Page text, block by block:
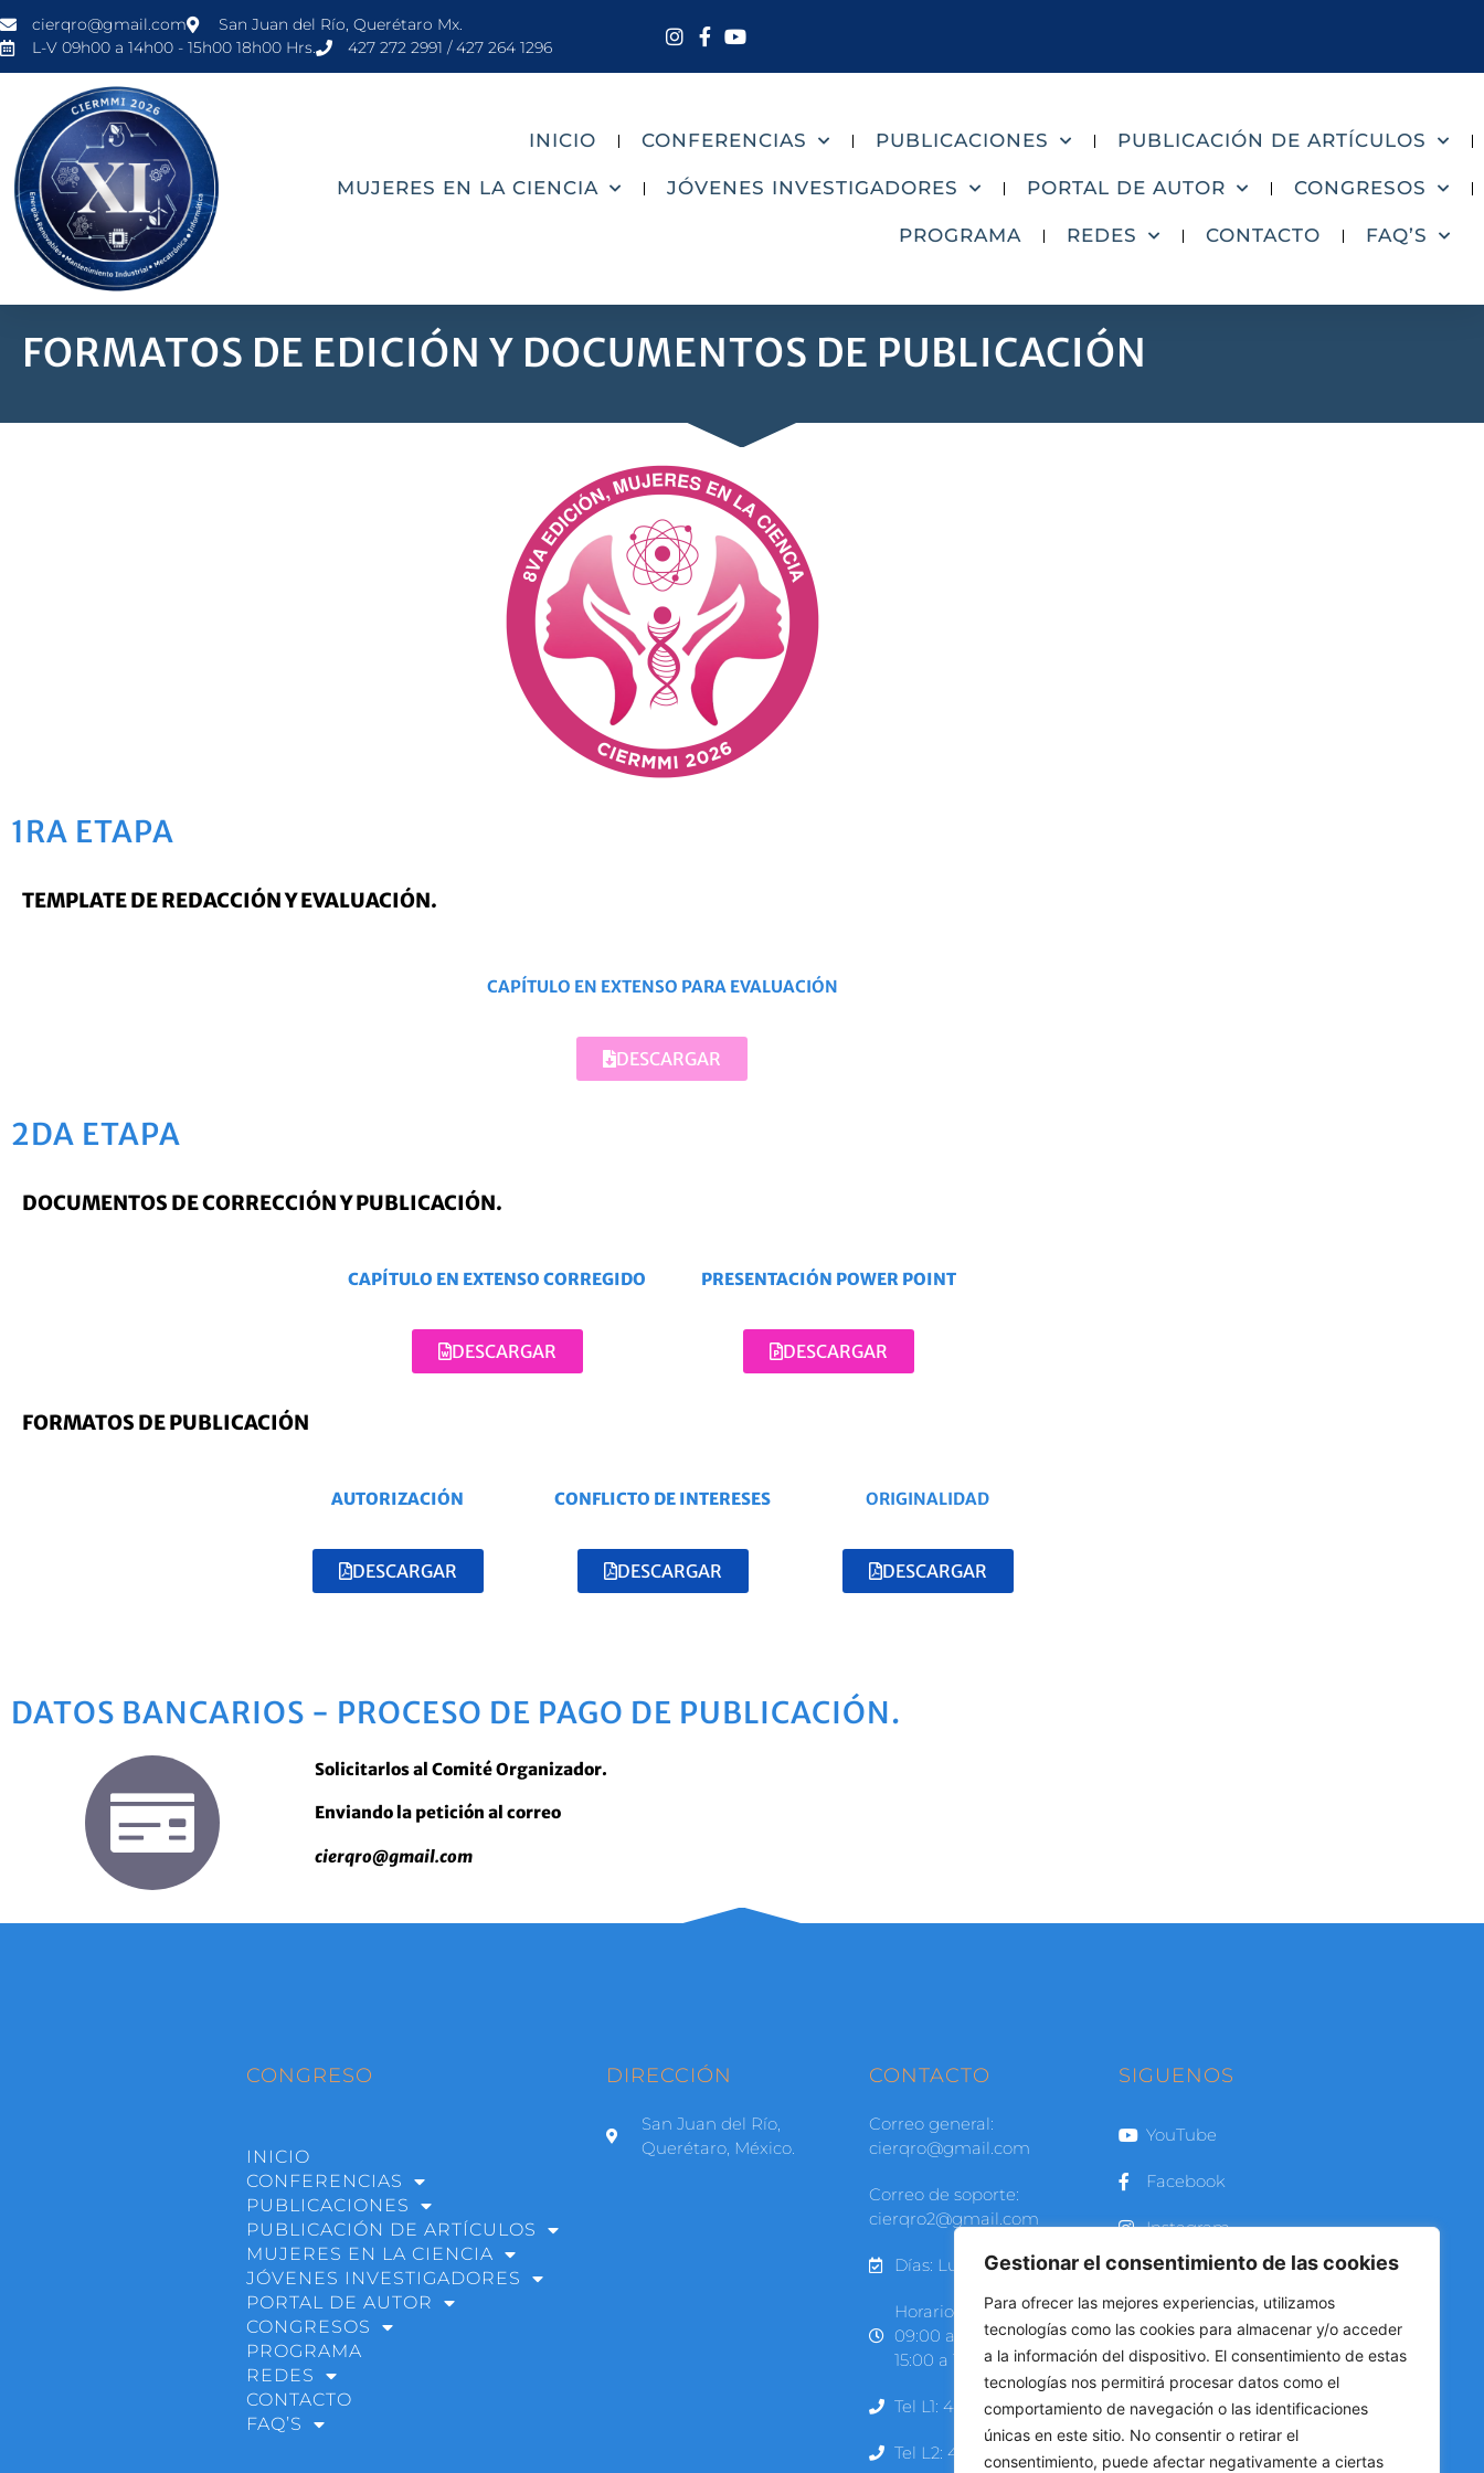
Gestionar el consentimiento de las cookies
Para ofrecer las mejores experiencias, utilizamos
tecnologías como las cookies para almacenar y/o acceder
a la información del dispositivo. El consentimiento de estas
tecnologías nos permitirá procesar datos como el
comportamiento de navegación o las identificaciones
únicas en este sitio. No consentir o retirar el
consentimiento, puede afectar negativamente a ciertas
cierqro@gmail.com
San Juan del Río, Querétaro Mx.
L-V 09h00 a 14h00 - 15h00 18h00 Hrs.
427 272 2991 / 427 264 1296
INICIO CONFERENCIAS PUBLICACIONES PUBLICACIÓN DE ARTÍCULOS
MUJERES EN LA CIENCIA JÓVENES INVESTIGADORES PORTAL DE AUTOR CONGRESOS
PROGRAMA REDES CONTACTO FAQ’S
FORMATOS DE EDICIÓN Y DOCUMENTOS DE PUBLICACIÓN
1RA ETAPA
TEMPLATE DE REDACCIÓN Y EVALUACIÓN.
CAPÍTULO EN EXTENSO PARA EVALUACIÓN
DESCARGAR
2DA ETAPA
DOCUMENTOS DE CORRECCIÓN Y PUBLICACIÓN.
CAPÍTULO EN EXTENSO CORREGIDO
DESCARGAR
PRESENTACIÓN POWER POINT
DESCARGAR
FORMATOS DE PUBLICACIÓN
AUTORIZACIÓN
DESCARGAR
CONFLICTO DE INTERESES
DESCARGAR
ORIGINALIDAD
DESCARGAR
DATOS BANCARIOS - PROCESO DE PAGO DE PUBLICACIÓN.
Solicitarlos al Comité Organizador.
Enviando la petición al correo
cierqro@gmail.com
CONGRESO
INICIO
CONFERENCIAS
PUBLICACIONES
PUBLICACIÓN DE ARTÍCULOS
MUJERES EN LA CIENCIA
JÓVENES INVESTIGADORES
PORTAL DE AUTOR
CONGRESOS
PROGRAMA
REDES
CONTACTO
FAQ’S
DIRECCIÓN
San Juan del Río,
Querétaro, México.
CONTACTO
Correo general:
cierqro@gmail.com
Correo de soporte:
cierqro2@gmail.com
Días: Lunes a Viernes
Horarios:
09:00 a 14h00 -
15:00 a 18:00 hrs
Tel L1: 427 272 2991
Tel L2: 427 264 1296
SIGUENOS
YouTube
Facebook
Instagram